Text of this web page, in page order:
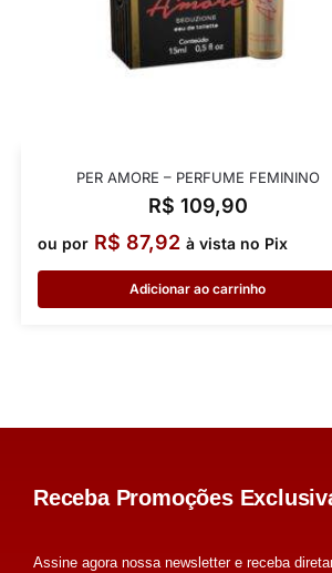
PER AMORE – PERFUME FEMININO
R$ 109,90
ou por R$ 87,92 à vista no Pix
Adicionar ao carrinho
Receba Promoções
Assine agora nossa newsletter e receba